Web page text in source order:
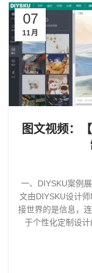
07
11月
图文视频：
一、DIYSKU案例
文由DIYSKU设计
接世界的是信息，
于个性化定制设